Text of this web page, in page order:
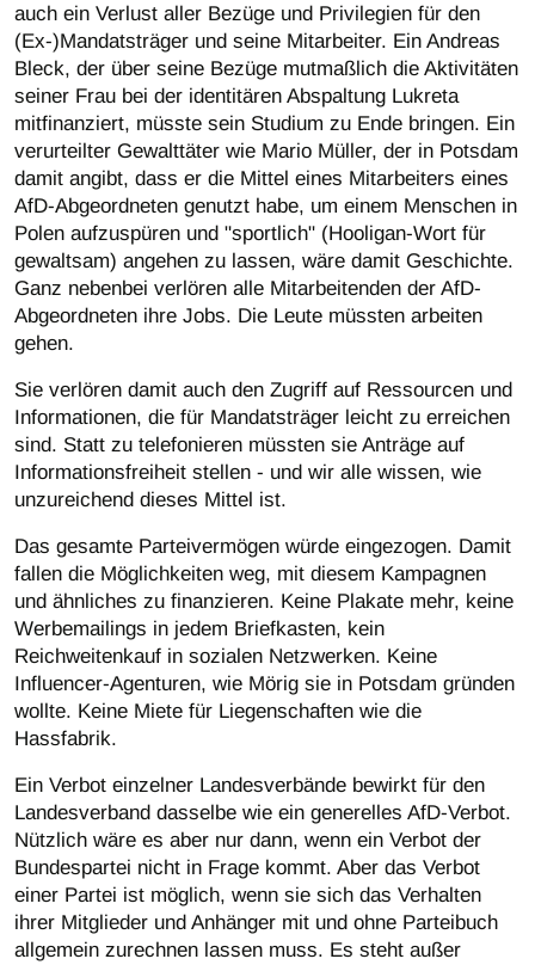
auch ein Verlust aller Bezüge und Privilegien für den
(Ex-)Mandatsträger und seine Mitarbeiter. Ein Andreas
Bleck, der über seine Bezüge mutmaßlich die Aktivitäten
seiner Frau bei der identitären Abspaltung Lukreta
mitfinanziert, müsste sein Studium zu Ende bringen. Ein
verurteilter Gewalttäter wie Mario Müller, der in Potsdam
damit angibt, dass er die Mittel eines Mitarbeiters eines
AfD-Abgeordneten genutzt habe, um einem Menschen in
Polen aufzuspüren und "sportlich" (Hooligan-Wort für
gewaltsam) angehen zu lassen, wäre damit Geschichte.
Ganz nebenbei verlören alle Mitarbeitenden der AfD-
Abgeordneten ihre Jobs. Die Leute müssten arbeiten
gehen.
Sie verlören damit auch den Zugriff auf Ressourcen und
Informationen, die für Mandatsträger leicht zu erreichen
sind. Statt zu telefonieren müssten sie Anträge auf
Informationsfreiheit stellen - und wir alle wissen, wie
unzureichend dieses Mittel ist.
Das gesamte Parteivermögen würde eingezogen. Damit
fallen die Möglichkeiten weg, mit diesem Kampagnen
und ähnliches zu finanzieren. Keine Plakate mehr, keine
Werbemailings in jedem Briefkasten, kein
Reichweitenkauf in sozialen Netzwerken. Keine
Influencer-Agenturen, wie Mörig sie in Potsdam gründen
wollte. Keine Miete für Liegenschaften wie die
Hassfabrik.
Ein Verbot einzelner Landesverbände bewirkt für den
Landesverband dasselbe wie ein generelles AfD-Verbot.
Nützlich wäre es aber nur dann, wenn ein Verbot der
Bundespartei nicht in Frage kommt. Aber das Verbot
einer Partei ist möglich, wenn sie sich das Verhalten
ihrer Mitglieder und Anhänger mit und ohne Parteibuch
allgemein zurechnen lassen muss. Es steht außer